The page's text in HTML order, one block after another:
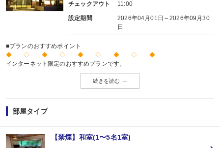
チェックアウト 11:00
設定期間
2026年04月01日～2026年09月30
日
■プランのおすすめポイント
◆ ◇ ◆ ◇ ◆ ◇ ◆ ◇ ◆
インターネット限定のおすすめプランです。
※店頭・電話・メールでのお問合せや申込みは出来ません。
◆ ◇ ◆ ◇ ◆ ◇ ◆ ◇ ◆
2泊以上でお申し込みできる、お得なプランです。
※1泊でのご予約はできません
※すべての宿泊日が同一条件となります。
【お宿からのお楽しみメニュー】
・賀寿の当月内にご宿泊の場合、還暦・喜寿・米寿のお祝いちゃんちゃんこ無
続きを読む
部屋タイプ
【禁煙】和室(1〜5名1室)